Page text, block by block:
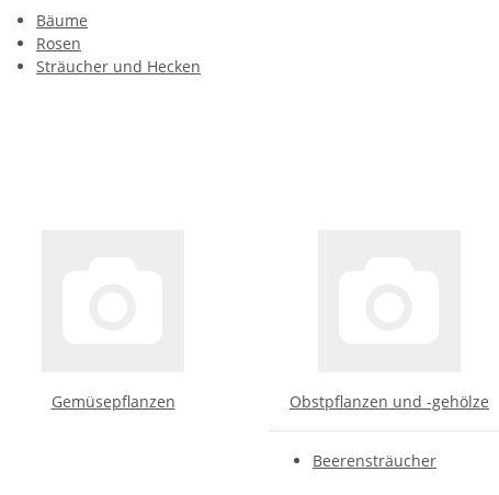
Bäume
Rosen
Sträucher und Hecken
Gemüsepflanzen Obstpflanzen und -gehölze
Beerensträucher